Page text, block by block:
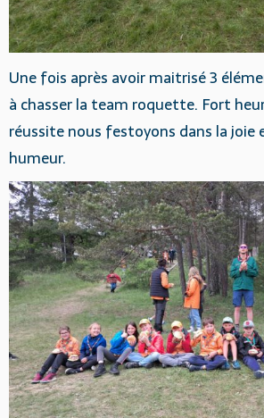
Une fois après avoir maitrisé 3
à chasser la team roquette. Fort
réussite nous festoyons dans la joie
humeur.